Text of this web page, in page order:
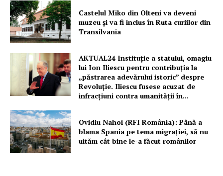
Castelul Miko din Olteni va deveni
muzeu şi va fi inclus în Ruta curiilor din
Transilvania
AKTUAL24 Instituție a statului, omagiu
lui Ion Iliescu pentru contribuția la
„păstrarea adevărului istoric” despre
Revoluție. Iliescu fusese acuzat de
infracțiuni contra umanității în...
Ovidiu Nahoi (RFI România): Până a
blama Spania pe tema migrației, să nu
uităm cât bine le-a făcut românilor